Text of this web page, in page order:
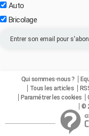
Auto
Bricolage
Qui sommes-nous ?
Tous les articles
Paramétrer les cookies
©